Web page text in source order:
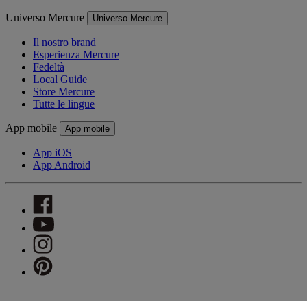
Universo Mercure Universo Mercure
Il nostro brand
Esperienza Mercure
Fedeltà
Local Guide
Store Mercure
Tutte le lingue
App mobile App mobile
App iOS
App Android